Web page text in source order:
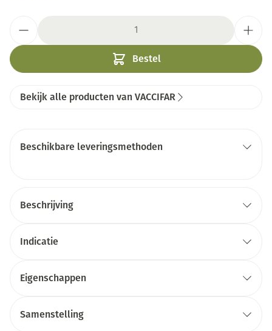
Bestel
Bekijk alle producten van VACCIFAR
Beschikbare leveringsmethoden
Beschrijving
Indicatie
Eigenschappen
Samenstelling